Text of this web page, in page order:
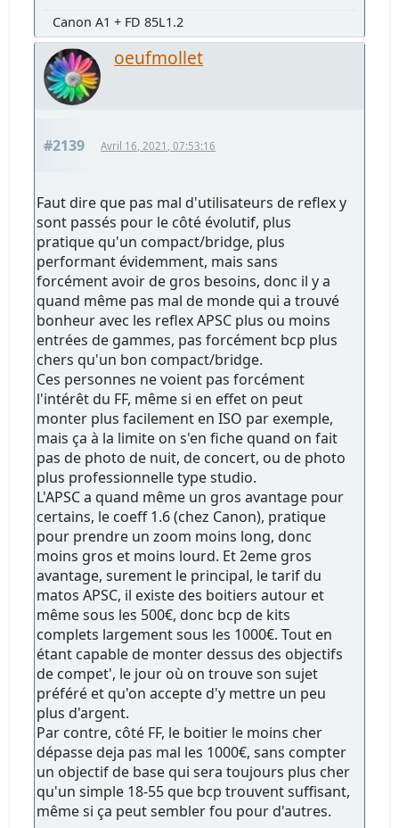
Canon A1 + FD 85L1.2
oeufmollet
#2139 Avril 16, 2021, 07:53:16
Faut dire que pas mal d'utilisateurs de reflex y
sont passés pour le côté évolutif, plus
pratique qu'un compact/bridge, plus
performant évidemment, mais sans
forcément avoir de gros besoins, donc il y a
quand même pas mal de monde qui a trouvé
bonheur avec les reflex APSC plus ou moins
entrées de gammes, pas forcément bcp plus
chers qu'un bon compact/bridge.
Ces personnes ne voient pas forcément
l'intérêt du FF, même si en effet on peut
monter plus facilement en ISO par exemple,
mais ça à la limite on s'en fiche quand on fait
pas de photo de nuit, de concert, ou de photo
plus professionnelle type studio.
L'APSC a quand même un gros avantage pour
certains, le coeff 1.6 (chez Canon), pratique
pour prendre un zoom moins long, donc
moins gros et moins lourd. Et 2eme gros
avantage, surement le principal, le tarif du
matos APSC, il existe des boitiers autour et
même sous les 500€, donc bcp de kits
complets largement sous les 1000€. Tout en
étant capable de monter dessus des objectifs
de compet', le jour où on trouve son sujet
préféré et qu'on accepte d'y mettre un peu
plus d'argent.
Par contre, côté FF, le boitier le moins cher
dépasse deja pas mal les 1000€, sans compter
un objectif de base qui sera toujours plus cher
qu'un simple 18-55 que bcp trouvent suffisant,
même si ça peut sembler fou pour d'autres.